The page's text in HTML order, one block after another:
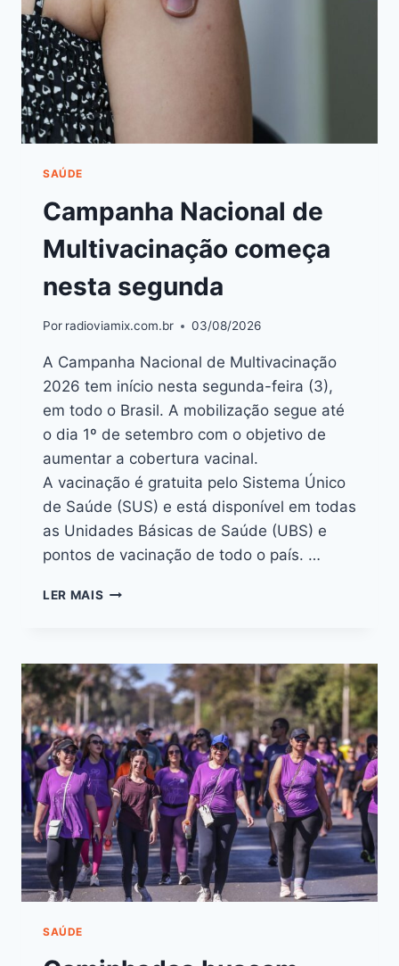
SAÚDE
Campanha Nacional de
Multivacinação começa
nesta segunda
Por radioviamix.com.br 03/08/2026
A Campanha Nacional de Multivacinação
2026 tem início nesta segunda-feira (3),
em todo o Brasil. A mobilização segue até
o dia 1º de setembro com o objetivo de
aumentar a cobertura vacinal.
A vacinação é gratuita pelo Sistema Único
de Saúde (SUS) e está disponível em todas
as Unidades Básicas de Saúde (UBS) e
pontos de vacinação de todo o país. …
LER MAIS
SAÚDE